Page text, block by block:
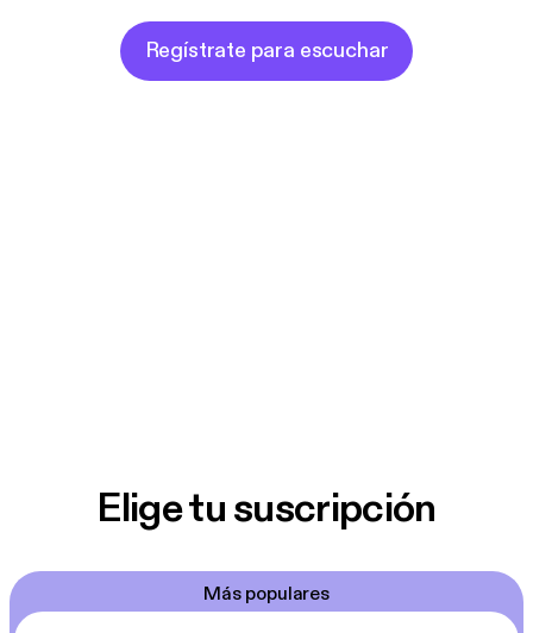
Regístrate para escuchar
Elige tu suscripción
Más populares